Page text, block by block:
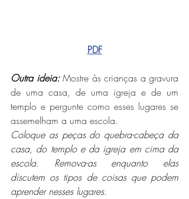
PDF
Outra ideia: Mostre às crianças a gravura
de uma casa, de uma igreja e de um
templo e pergunte como esses lugares se
assemelham a uma escola.
Coloque as peças do quebra-cabeça da
casa, do templo e da igreja em cima da
escola. Remova-as enquanto elas
discutem os tipos de coisas que podem
aprender nesses lugares.